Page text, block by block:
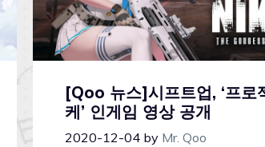
[Qoo 뉴스]시프트업, ‘프로
케’ 인게임 영상 공개
2020-12-04 by Mr. Qoo